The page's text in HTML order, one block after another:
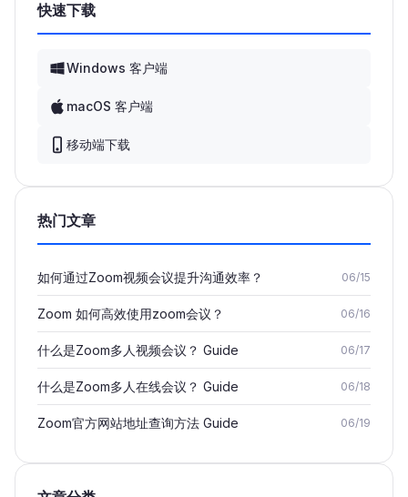
快速下载
Windows 客户端
macOS 客户端
移动端下载
热门文章
如何通过Zoom视频会议提升沟通效率？ 06/15
Zoom 如何高效使用zoom会议？ 06/16
什么是Zoom多人视频会议？ Guide 06/17
什么是Zoom多人在线会议？ Guide 06/18
Zoom官方网站地址查询方法 Guide 06/19